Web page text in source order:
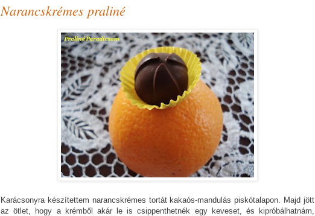
Narancskrémes praliné
Karácsonyra készítettem narancskrémes tortát kakaós-mandulás piskótalapon. Majd jött
az ötlet, hogy a krémből akár le is csippenthetnék egy keveset, és kipróbálhatnám,